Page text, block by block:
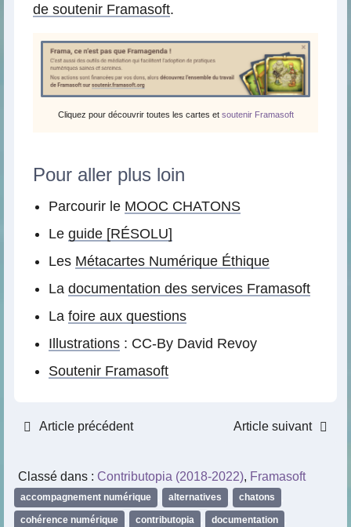
de soutenir Framasoft.
Cliquez pour découvrir toutes les cartes et soutenir Framasoft
Pour aller plus loin
Parcourir le MOOC CHATONS
Le guide [RÉSOLU]
Les Métacartes Numérique Éthique
La documentation des services Framasoft
La foire aux questions
Illustrations : CC-By David Revoy
Soutenir Framasoft
Article précédent Article suivant
Classé dans : Contributopia (2018-2022), Framasoft
accompagnement numérique alternatives chatons
cohérence numérique contributopia documentation